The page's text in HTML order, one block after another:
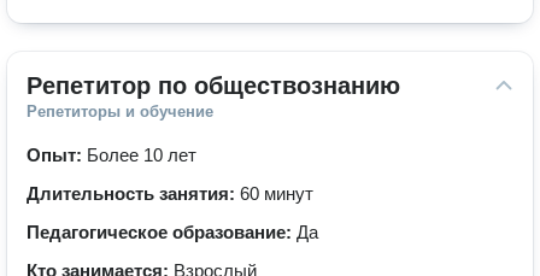
Репетитор по обществознанию
Репетиторы и обучение
Опыт: Более 10 лет
Длительность занятия: 60 минут
Педагогическое образование: Да
Кто занимается: Взрослый